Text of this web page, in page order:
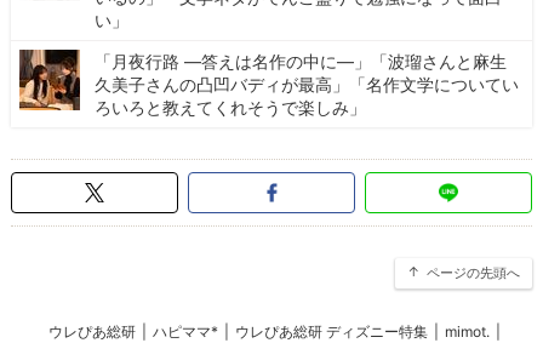
い」
「月夜行路 ―答えは名作の中に―」「波瑠さんと麻生
久美子さんの凸凹バディが最高」「名作文学についてい
ろいろと教えてくれそうで楽しみ」
ページの先頭へ
ウレぴあ総研 ハピママ* ウレぴあ総研 ディズニー特集 mimot.